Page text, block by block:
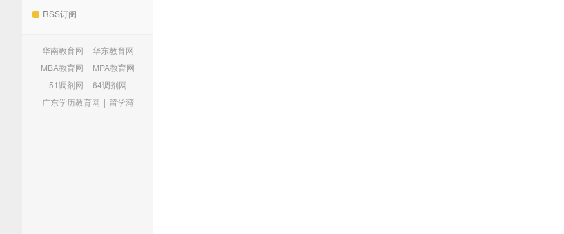
RSS订阅
华南教育网 | 华东教育网
MBA教育网 | MPA教育网
51调剂网 | 64调剂网
广东学历教育网 | 留学湾